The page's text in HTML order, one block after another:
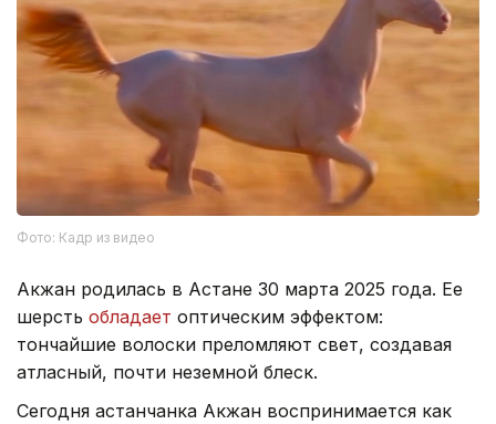
Фото: Кадр из видео
Акжан родилась в Астане 30 марта 2025 года. Ее
шерсть обладает оптическим эффектом:
тончайшие волоски преломляют свет, создавая
атласный, почти неземной блеск.
Сегодня астанчанка Акжан воспринимается как